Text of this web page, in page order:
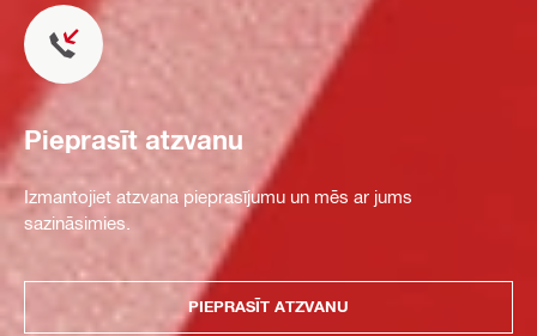
Pieprasīt atzvanu
Izmantojiet atzvana pieprasījumu un mēs ar jums
sazināsimies.
PIEPRASĪT ATZVANU